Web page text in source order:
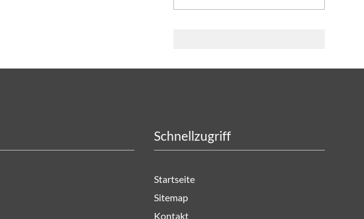
Schnellzugriff
Startseite
Sitemap
Kontakt